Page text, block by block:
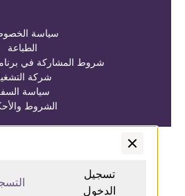
سياسة الخصوصية
الطباعة
شروط المشاركة في برنامج H Rewards
شركة التشغيل
سياسة السفر
الشروط والأحكام
تسجيل
الدخول
التسجيل